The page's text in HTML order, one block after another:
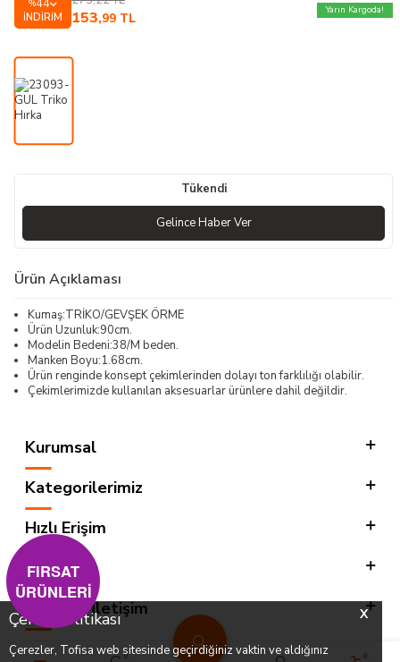
X
Çerez Politikası
Çerezler, Tofisa web sitesinde geçirdiğiniz vaktin ve aldığınız
0 0
%44
İNDIRIM 153,99 TL
Yarın Kargoda!
Tükendi
Gelince Haber Ver
Ürün Açıklaması
Kumaş:TRİKO/GEVŞEK ÖRME
Ürün Uzunluk:90cm.
Modelin Bedeni:38/M beden.
Manken Boyu:1.68cm.
Ürün renginde konsept çekimlerinden dolayı ton farklılığı olabilir.
Çekimlerimizde kullanılan aksesuarlar ürünlere dahil değildir.
Kurumsal
Kategorilerimiz
Hızlı Erişim
Sosyal
Adres & İletişim
FIRSAT
ÜRÜNLERİ